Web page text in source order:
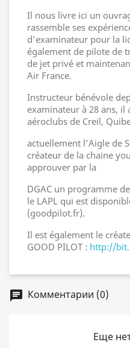
Il nous livre ici un
rassemble ses
d’examinateur pour la
également de pilote de
de jet privé et
Air France.
Instructeur bénévole
examinateur à 28 ans, il
aéroclubs de Creil,
actuellement l’Aigle de
créateur de la chaine
approuver par la
DGAC un programme
le LAPL qui est
(goodpilot.fr).
Il est également le
GOOD PILOT : http://
chat Комментарии (0)
Еще